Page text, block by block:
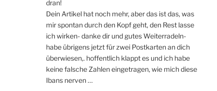
dran!
Dein Artikel hat noch mehr, aber das ist das, was
mir spontan durch den Kopf geht, den Rest lasse
ich wirken- danke dir und gutes Weiterradeln-
habe übrigens jetzt für zwei Postkarten an dich
überwiesen,. hoffentlich klappt es und ich habe
keine falsche Zahlen eingetragen, wie mich diese
Ibans nerven …